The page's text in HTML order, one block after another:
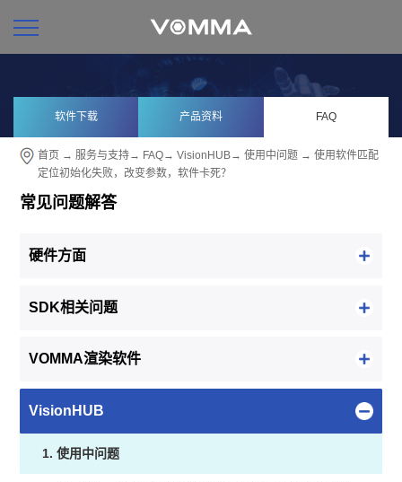
软件下载 产品资料 FAQ
首页 →服务与支持→ FAQ→VisionHUB→使用中问题 → 使用软件匹配
定位初始化失败，改变参数，软件卡死？
常见问题解答
硬件方面
SDK相关问题
VOMMA渲染软件
VisionHUB
1. 使用中问题